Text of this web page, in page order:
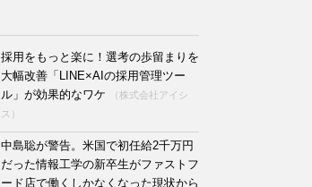
採用をもっと楽に！選考の歩留まりを
大幅改善「LINE×AIの採用管理ツー
ル」が効果的なワケ
（株式会社アイシ
ス）
中島聡が警告。米国で初任給2千万円
だった情報工学の新卒生がファストフ
ード店で働くしかなくなった現状から